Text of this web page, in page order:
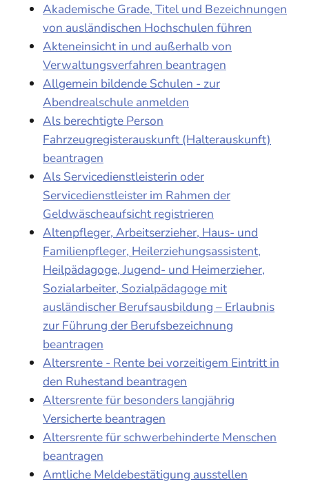
Akademische Grade, Titel und Bezeichnungen
von ausländischen Hochschulen führen
Akteneinsicht in und außerhalb von
Verwaltungsverfahren beantragen
Allgemein bildende Schulen - zur
Abendrealschule anmelden
Als berechtigte Person
Fahrzeugregisterauskunft (Halterauskunft)
beantragen
Als Servicedienstleisterin oder
Servicedienstleister im Rahmen der
Geldwäscheaufsicht registrieren
Altenpfleger, Arbeitserzieher, Haus- und
Familienpfleger, Heilerziehungsassistent,
Heilpädagoge, Jugend- und Heimerzieher,
Sozialarbeiter, Sozialpädagoge mit
ausländischer Berufsausbildung – Erlaubnis
zur Führung der Berufsbezeichnung
beantragen
Altersrente - Rente bei vorzeitigem Eintritt in
den Ruhestand beantragen
Altersrente für besonders langjährig
Versicherte beantragen
Altersrente für schwerbehinderte Menschen
beantragen
Amtliche Meldebestätigung ausstellen